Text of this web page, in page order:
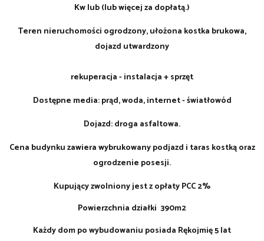
Kw lub (lub więcej za dopłatą.)
Teren nieruchomości ogrodzony, ułożona kostka brukowa,
dojazd utwardzony
rekuperacja - instalacja + sprzęt
Dostępne media: prąd, woda, internet - światłowód
Dojazd: droga asfaltowa.
Cena budynku zawiera wybrukowany podjazd i taras kostką oraz
ogrodzenie posesji.
Kupujący zwolniony jest z opłaty PCC 2%
Powierzchnia działki 390m2
Każdy dom po wybudowaniu posiada Rękojmię 5 lat